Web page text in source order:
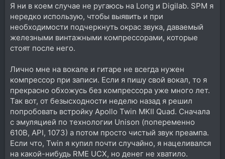
Я ни в коем случае не ругаюсь на Long и Digilab. SPM я
нередко использую, чтобы выявить и при
необходимости подчеркнуть окрас звука, даваемый
железными винтажными компрессорами, которые
стоят после него.
Лично мне на вокале и гитаре не всегда нужен
компрессор при записи. Если я пишу свой вокал, то я
прекрасно обхожусь без компрессора уже много лет.
Так вот, от безысходности неделю назад я решил
попробовать встройку Apollo Twin MKII Quad. Сначала
с эмуляцией по технологии Unison (попеременно
610B, API, 1073) а потом просто чистый звук преампа.
Если что, Twin я купил почти случайно, я нацеливался
на какой-нибудь RME UCX, но денег не хватило.